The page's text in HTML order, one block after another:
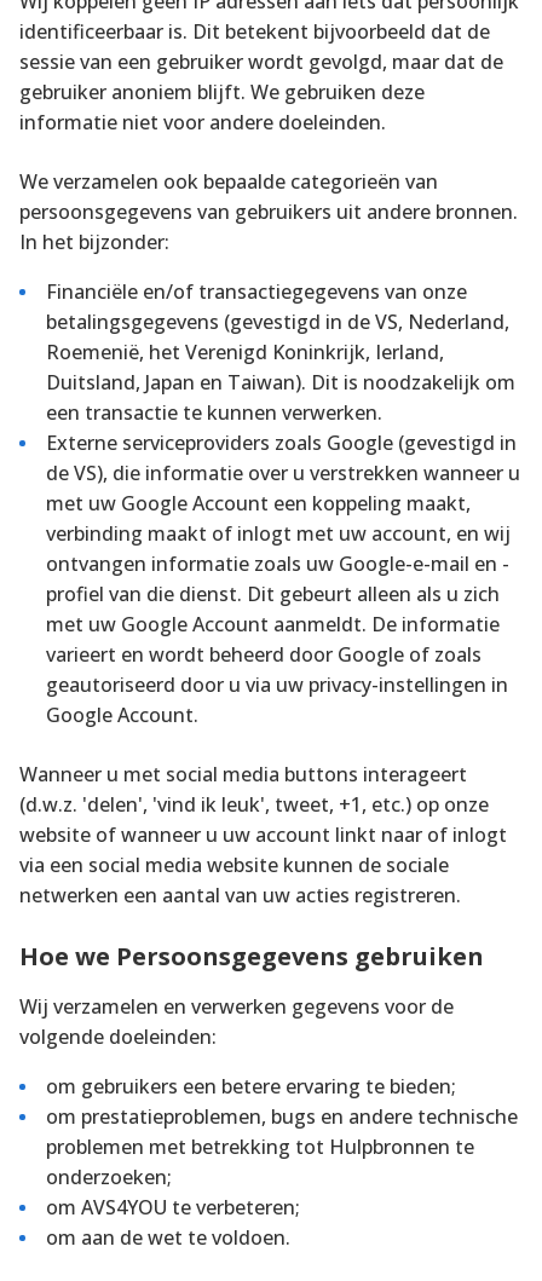
identificeerbaar is. Dit betekent bijvoorbeeld dat de
sessie van een gebruiker wordt gevolgd, maar dat de
gebruiker anoniem blijft. We gebruiken deze
informatie niet voor andere doeleinden.
We verzamelen ook bepaalde categorieën van
persoonsgegevens van gebruikers uit andere bronnen.
In het bijzonder:
Financiële en/of transactiegegevens van onze
betalingsgegevens (gevestigd in de VS, Nederland,
Roemenië, het Verenigd Koninkrijk, Ierland,
Duitsland, Japan en Taiwan). Dit is noodzakelijk om
een transactie te kunnen verwerken.
Externe serviceproviders zoals Google (gevestigd in
de VS), die informatie over u verstrekken wanneer u
met uw Google Account een koppeling maakt,
verbinding maakt of inlogt met uw account, en wij
ontvangen informatie zoals uw Google-e-mail en -
profiel van die dienst. Dit gebeurt alleen als u zich
met uw Google Account aanmeldt. De informatie
varieert en wordt beheerd door Google of zoals
geautoriseerd door u via uw privacy-instellingen in
Google Account.
Wanneer u met social media buttons interageert
(d.w.z. 'delen', 'vind ik leuk', tweet, +1, etc.) op onze
website of wanneer u uw account linkt naar of inlogt
via een social media website kunnen de sociale
netwerken een aantal van uw acties registreren.
Hoe we Persoonsgegevens gebruiken
Wij verzamelen en verwerken gegevens voor de
volgende doeleinden:
om gebruikers een betere ervaring te bieden;
om prestatieproblemen, bugs en andere technische
problemen met betrekking tot Hulpbronnen te
onderzoeken;
om AVS4YOU te verbeteren;
om aan de wet te voldoen.